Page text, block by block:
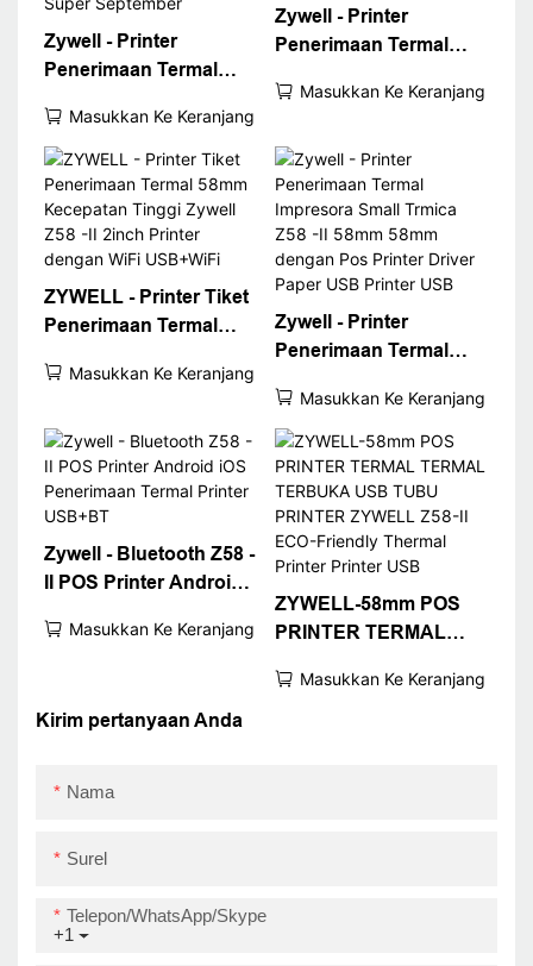
Zywell - Printer
Penerimaan Termal
Bluetooth Printer
Portabel Opsional
dengan Kertas Z58 -II
Super September
Masukkan Ke Keranjang
Zywell - Printer
Penerimaan Termal
Bluetooth Connect
58mm Di Stok USB+BT
Masukkan Ke Keranjang
ZYWELL - Printer Tiket
Penerimaan Termal
Tinggi Zywell Z58 -II
WiFi USB+WiFi
Masukkan Ke Keranjang
Zywell - Printer
Penerimaan Termal
Z58 -II 58mm 58mm
dengan Pos Printer
Driver Paper USB
Printer USB
Masukkan Ke Keranjang
Zywell - Bluetooth Z58 -
II POS Printer Android
Printer USB+BT
Masukkan Ke Keranjang
ZYWELL-58mm POS
PRINTER TERMAL
USB TUBU PRINTER
Masukkan Ke Keranjang
Kirim pertanyaan Anda
Nama
Surel
+1
Telepon/WhatsApp/Skype